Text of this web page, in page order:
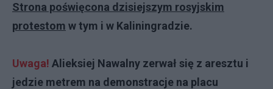
Strona poświęcona dzisiejszym rosyjskim
protestom w tym i w Kaliningradzie.
Uwaga! Alieksiej Nawalny zerwał się z aresztu i
jedzie metrem na demonstracje na placu